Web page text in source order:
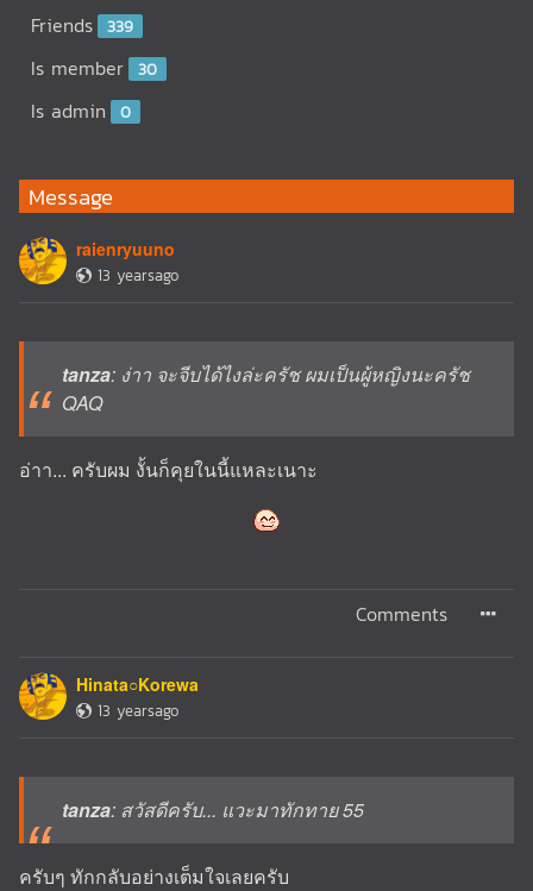
Friends 339
Is member 30
Is admin 0
Message
raienryuuno
13 yearsago
tanza: ง่าา จะจีบได้ไงล่ะครัช ผมเป็นผู้หญิงนะครัช
QAQ
อ่าา... ครับผม งั้นก็คุยในนี้แหละเนาะ
Comments
Hinata○Korewa
13 yearsago
tanza: สวัสดีครับ... แวะมาทักทาย 55
ครับๆ ทักกลับอย่างเต็มใจเลยครับ